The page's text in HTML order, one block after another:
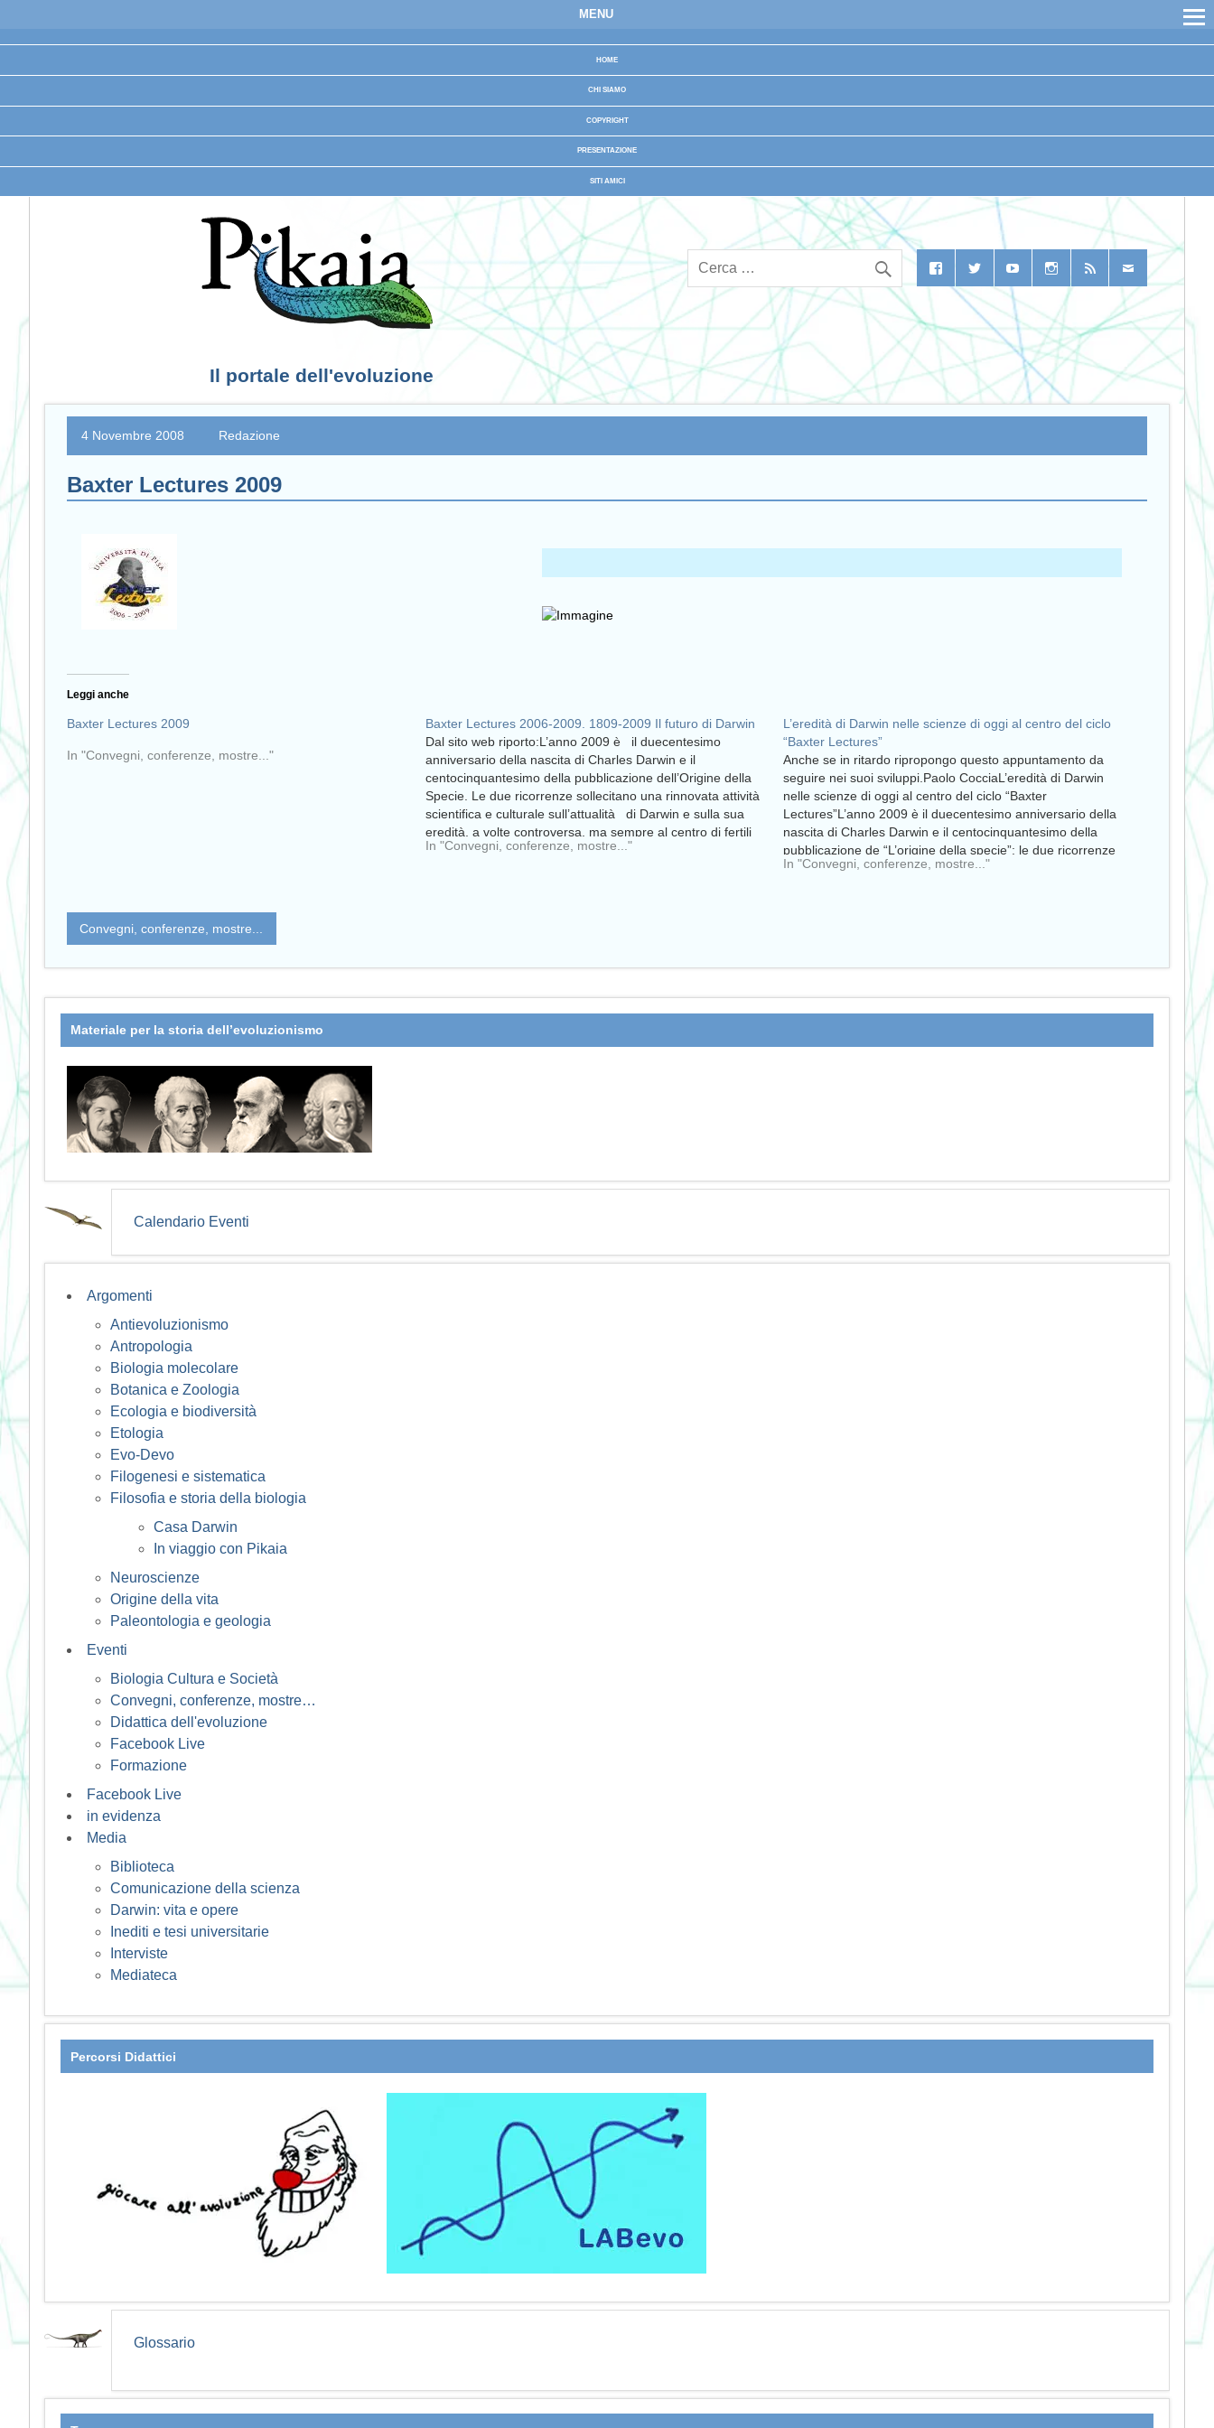
MENU
HOME
CHI SIAMO
COPYRIGHT
PRESENTAZIONE
SITI AMICI
Il portale dell'evoluzione
4 Novembre 2008 Redazione
Baxter Lectures 2009
Leggi anche
Baxter Lectures 2009
In "Convegni, conferenze, mostre..."
Baxter Lectures 2006-2009. 1809-2009 Il futuro di Darwin
Dal sito web riporto:L’anno 2009 è il duecentesimo
anniversario della nascita di Charles Darwin e il
centocinquantesimo della pubblicazione dell’Origine della
Specie. Le due ricorrenze sollecitano una rinnovata attività
scientifica e culturale sull’attualità di Darwin e sulla sua
eredità, a volte controversa, ma sempre al centro di fertili
dibattiti e…
In "Convegni, conferenze, mostre..."
L’eredità di Darwin nelle scienze di oggi al centro del ciclo
“Baxter Lectures”
Anche se in ritardo ripropongo questo appuntamento da
seguire nei suoi sviluppi.Paolo CocciaL’eredità di Darwin
nelle scienze di oggi al centro del ciclo “Baxter
Lectures”L’anno 2009 è il duecentesimo anniversario della
nascita di Charles Darwin e il centocinquantesimo della
pubblicazione de “L’origine della specie”: le due ricorrenze
sollecitano una rinnovata…
In "Convegni, conferenze, mostre..."
Convegni, conferenze, mostre...
Materiale per la storia dell’evoluzionismo
Calendario Eventi
Argomenti
Antievoluzionismo
Antropologia
Biologia molecolare
Botanica e Zoologia
Ecologia e biodiversità
Etologia
Evo-Devo
Filogenesi e sistematica
Filosofia e storia della biologia
Casa Darwin
In viaggio con Pikaia
Neuroscienze
Origine della vita
Paleontologia e geologia
Eventi
Biologia Cultura e Società
Convegni, conferenze, mostre…
Didattica dell'evoluzione
Facebook Live
Formazione
Facebook Live
in evidenza
Media
Biblioteca
Comunicazione della scienza
Darwin: vita e opere
Inediti e tesi universitarie
Interviste
Mediateca
Percorsi Didattici
Glossario